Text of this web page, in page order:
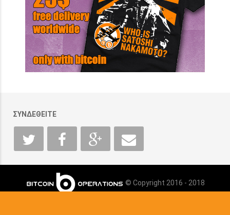
ΣΥΝΔΕΘΕΙΤΕ
© Copyright 2016 - 2018